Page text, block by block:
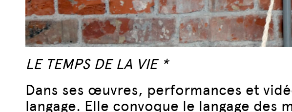
LE TEMPS DE LA VIE *
Dans ses œuvres, performances et
langage. Elle convoque le langage